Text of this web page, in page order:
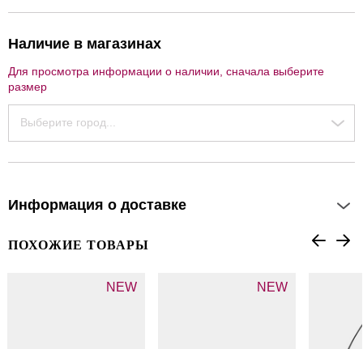
Наличие в магазинах
Для просмотра информации о наличии, сначала выберите
размер
Выберите город...
Информация о доставке
ПОХОЖИЕ ТОВАРЫ
NEW NEW